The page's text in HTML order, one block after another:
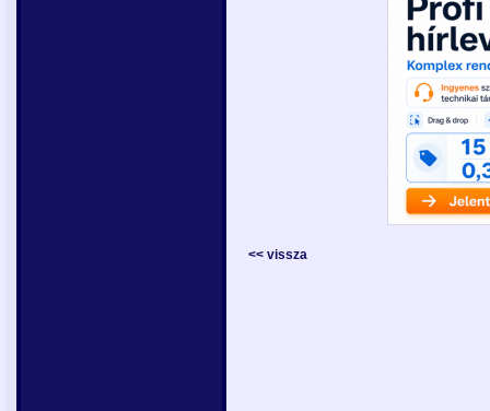
<< vissza